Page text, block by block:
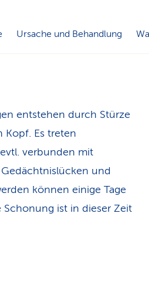
Ursache und Behandlung
entstehen durch Stürze
Kopf. Es treten
verbunden mit
Gedächtnislücken und
können einige Tage
ist in dieser Zeit